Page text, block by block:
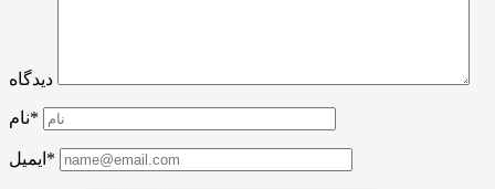
دیدگاه
نام*
ایمیل*